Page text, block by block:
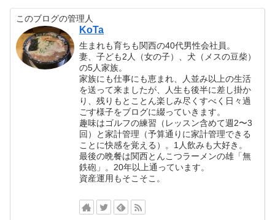
このブログの管理人
KoTa
生まれも育ちも関西の40代男性会社員。
妻、子ども2人（女の子）、犬（メスの豆柴）
の5人家族。
家族にも仕事にも恵まれ、人並み以上の生活
を送って来ましたが、人生も後半に差し掛か
り、残りもとことん楽しみ尽くすべく日々過
ごす様子をブログに綴っていきます。
趣味はゴルフの練習（レッスン含めて週2〜3
回）と家計管理（予算通りに家計管理できる
ことに快感を覚える）。1人飲みも大好き。
最後の晩餐は関西とんこつラーメンの雄「無
鉄砲」。20年以上通っています。
資産運用もそこそこ。